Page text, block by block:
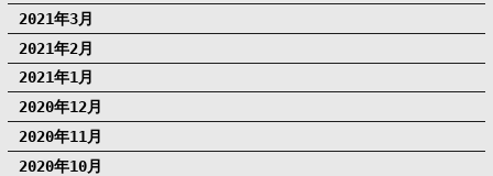
2021年3月
2021年2月
2021年1月
2020年12月
2020年11月
2020年10月